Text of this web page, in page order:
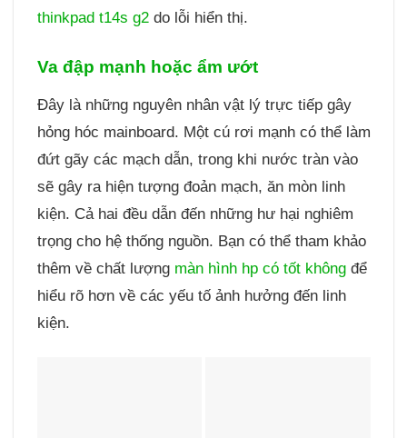
thinkpad t14s g2do lỗi hiển thị.
Va đập mạnh hoặc ẩm ướt
Đây là những nguyên nhân vật lý trực tiếp gây
hỏng hóc mainboard. Một cú rơi mạnh có thể làm
đứt gãy các mạch dẫn, trong khi nước tràn vào
sẽ gây ra hiện tượng đoản mạch, ăn mòn linh
kiện. Cả hai đều dẫn đến những hư hại nghiêm
trọng cho hệ thống nguồn. Bạn có thể tham khảo
thêm về chất lượng màn hình hp có tốt khôngđể
hiểu rõ hơn về các yếu tố ảnh hưởng đến linh
kiện.